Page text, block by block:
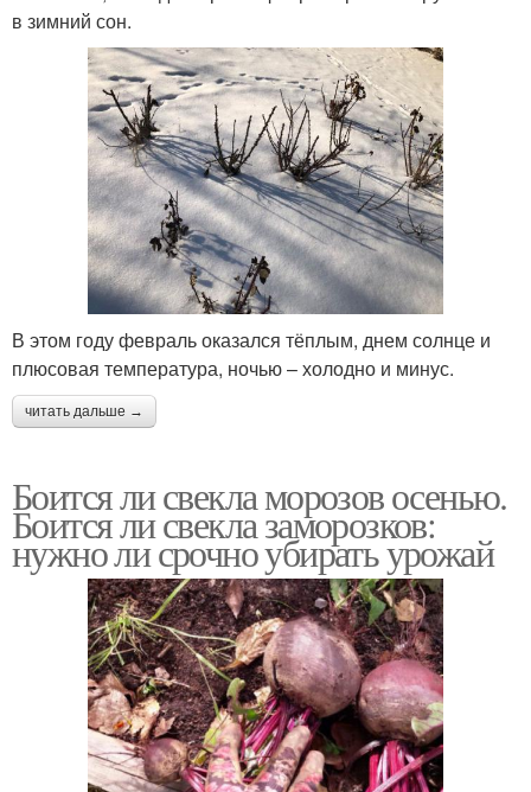
в зимний сон.
В этом году февраль оказался тёплым, днем солнце и
плюсовая температура, ночью – холодно и минус.
читать дальше →
Боится ли свекла морозов осенью.
Боится ли свекла заморозков:
нужно ли срочно убирать урожай